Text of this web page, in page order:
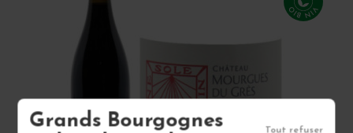
Grands Bourgognes
Tout refuser